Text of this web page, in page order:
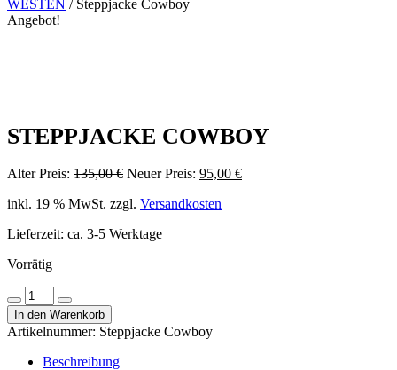
WESTEN / Steppjacke Cowboy
Angebot!
STEPPJACKE COWBOY
Alter Preis: 135,00€ Ursprünglicher
war:
Neuer Preis: 95,00 €Aktueller
inkl. 19 % MwSt. zzgl. Versandkosten
Lieferzeit: ca. 3-5 Werktage
Vorrätig
Menge
verringern
Steppjacke
Cowboy
Menge
Menge
erhöhen
In den Warenkorb
Artikelnummer: Steppjacke Cowboy
Beschreibung